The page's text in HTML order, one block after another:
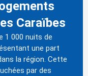
Caraïbes
1 000 nuits de
une part
la région. Cette
par des